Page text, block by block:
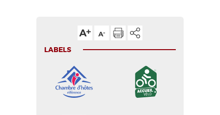
LABELS